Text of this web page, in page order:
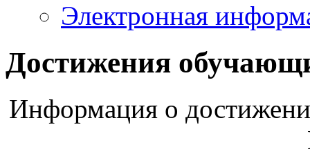
Электронная
Достижения
Информация о